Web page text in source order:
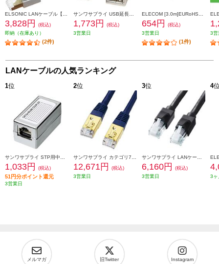
3,828円
(税込)
即納（在庫あり）
(2件)
1,773円
(税込)
3営業日
654円
(税込)
3営業日
(1件)
3営
LANケーブルの人気ランキング
1位
1,033円 (税込)
51円分ポイント還元
3営業日
2位
12,671円
(税込)
3営業日
3位
6,160円
(税込)
3営業日
4
3ヶ
メルマガ 旧Twitter Instagram